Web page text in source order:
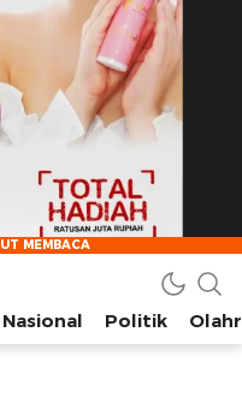
dan Cerita Kota
Nasional Politik